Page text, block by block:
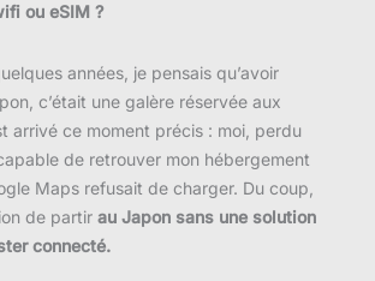
ou eSIM ?
années, je pensais qu’avoir
c’était une galère réservée aux
arrivé ce moment précis : moi, perdu
de retrouver mon hébergement
Maps refusait de charger. Du coup,
de partir au Japon sans une solution
connecté.